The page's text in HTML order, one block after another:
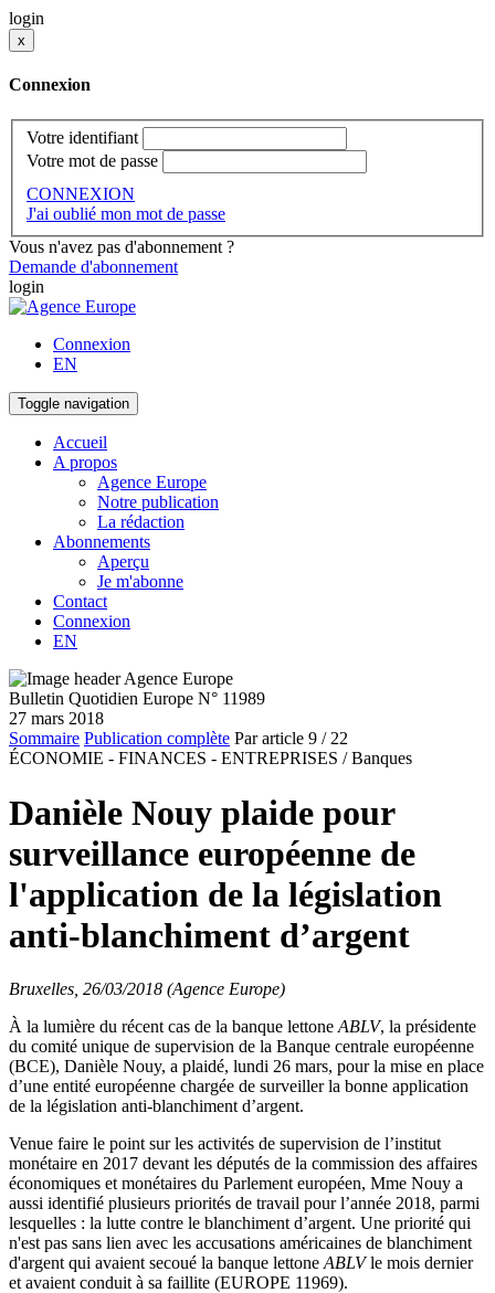
login
x
Connexion
Votre identifiant
Votre mot de passe
CONNEXION
J'ai oublié mon mot de passe
Vous n'avez pas d'abonnement ?
Demande d'abonnement
login
Connexion
EN
Toggle navigation
Accueil
A propos
Agence Europe
Notre publication
La rédaction
Abonnements
Aperçu
Je m'abonne
Contact
Connexion
EN
Bulletin Quotidien Europe N° 11989
27 mars 2018
Sommaire Publication complète Par article 9 / 22
ÉCONOMIE - FINANCES - ENTREPRISES / Banques
Danièle Nouy plaide pour
surveillance européenne de
l'application de la législation
anti-blanchiment d’argent
Bruxelles, 26/03/2018 (Agence Europe)
À la lumière du récent cas de la banque lettone ABLV, la présidente
du comité unique de supervision de la Banque centrale européenne
(BCE), Danièle Nouy, a plaidé, lundi 26 mars, pour la mise en place
d’une entité européenne chargée de surveiller la bonne application
de la législation anti-blanchiment d’argent.
Venue faire le point sur les activités de supervision de l’institut
monétaire en 2017 devant les députés de la commission des affaires
économiques et monétaires du Parlement européen, Mme Nouy a
aussi identifié plusieurs priorités de travail pour l’année 2018, parmi
lesquelles : la lutte contre le blanchiment d’argent. Une priorité qui
n'est pas sans lien avec les accusations américaines de blanchiment
d'argent qui avaient secoué la banque lettone ABLVle mois dernier
et avaient conduit à sa faillite (EUROPE 11969).